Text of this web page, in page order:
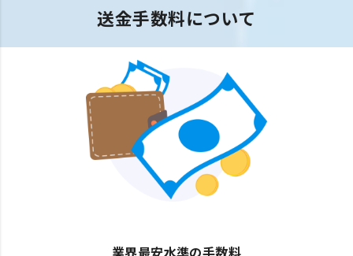
送金手数料について
業界最安水準の手数料